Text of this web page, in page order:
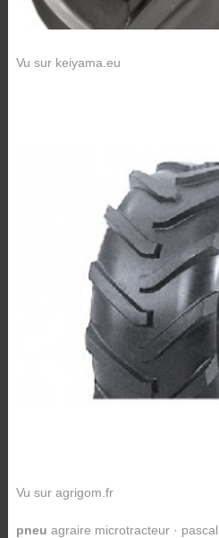
Vu sur keiyama.eu
Vu sur agrigom.fr
pneu agraire microtracteur · pascal.